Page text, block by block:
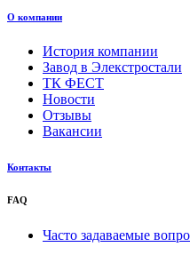
О компании
История компании
Завод в Элекстростали
ТК ФЕСТ
Новости
Отзывы
Вакансии
Контакты
FAQ
Часто задаваемые